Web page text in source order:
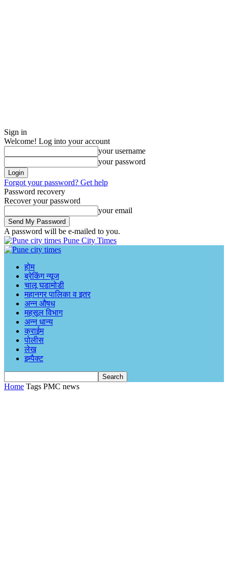
Sign in
Welcome! Log into your account
your username
your password
Forgot your password? Get help
Password recovery
Recover your password
your email
A password will be e-mailed to you.
Pune City Times
होम
ब्रेकिंग न्यूज
चालू घडामोडी
महानगर पालिका व इतर
अन्न औषध
महसूल विभाग
अन्न धान्य
क्राईम
पोलीस
लेख
इम्पैक्ट
Home Tags PMC news